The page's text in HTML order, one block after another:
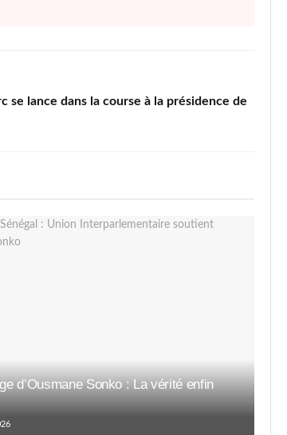
se lance dans la course à la présidence de
d’Ousmane Sonko : La vérité enfin